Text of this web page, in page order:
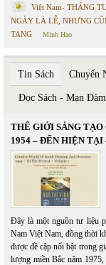
Việt Nam- THÁNG
NGÀY LÀ LỄ, NHƯNG
TANG
Minh Hạo
Tin Sách Chuyển
Đọc Sách - Mạn Đàm
THẾ GIỚI SÁNG
1954 – ĐẾN HIỆN TẠI
Đây là một nguồn tư liệu
Nam Việt Nam, đồng thời
được đề cập nổi bật trong
lượng miền Bắc năm